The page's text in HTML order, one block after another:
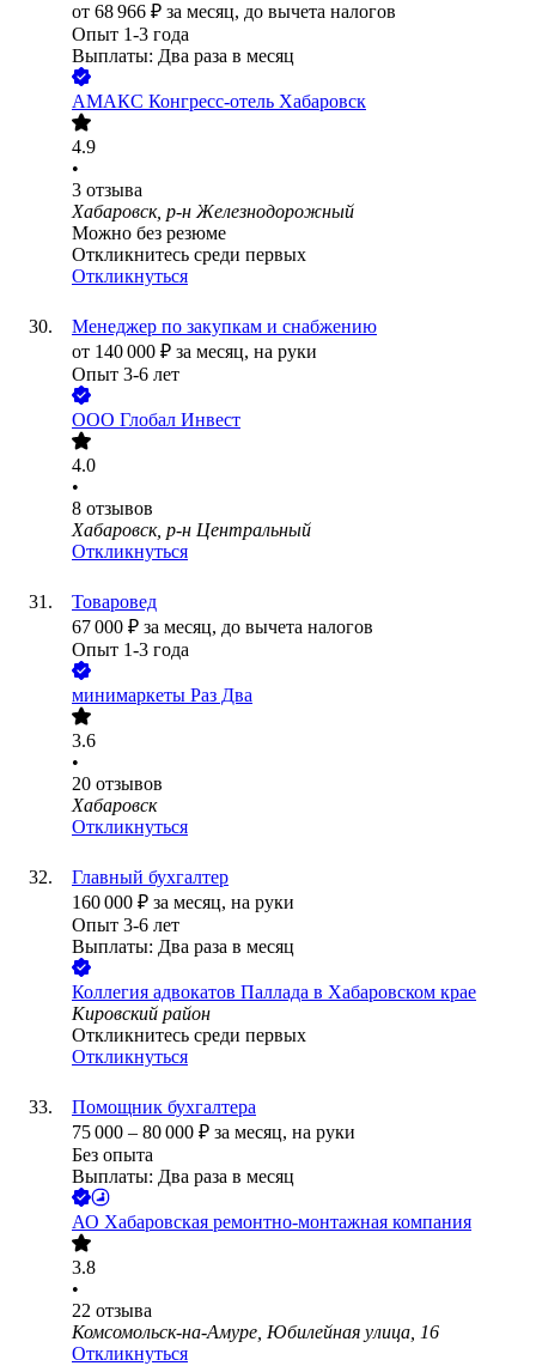
от 68 966 ₽ за месяц, до вычета налогов
Опыт 1-3 года
Выплаты: Два раза в месяц
АМАКС Конгресс-отель Хабаровск
4.9
•
3 отзыва
Хабаровск, р-н Железнодорожный
Можно без резюме
Откликнитесь среди первых
Откликнуться
Менеджер по закупкам и снабжению
от 140 000 ₽ за месяц, на руки
Опыт 3-6 лет
ООО Глобал Инвест
4.0
•
8 отзывов
Хабаровск, р-н Центральный
Откликнуться
Товаровед
67 000 ₽ за месяц, до вычета налогов
Опыт 1-3 года
минимаркеты Раз Два
3.6
•
20 отзывов
Хабаровск
Откликнуться
Главный бухгалтер
160 000 ₽ за месяц, на руки
Опыт 3-6 лет
Выплаты: Два раза в месяц
Коллегия адвокатов Паллада в Хабаровском крае
Кировский район
Откликнитесь среди первых
Откликнуться
Помощник бухгалтера
75 000 – 80 000 ₽ за месяц, на руки
Без опыта
Выплаты: Два раза в месяц
АО Хабаровская ремонтно-монтажная компания
3.8
•
22 отзыва
Комсомольск-на-Амуре, Юбилейная улица, 16
Откликнуться